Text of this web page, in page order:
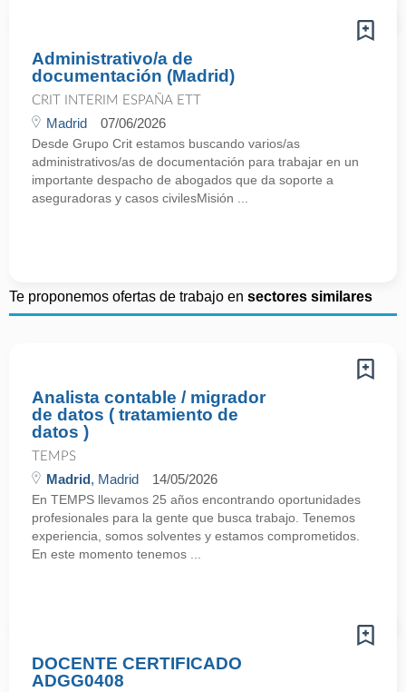
Administrativo/a de
documentación (Madrid)
CRIT INTERIM ESPAÑA ETT
Madrid 07/06/2026
Desde Grupo Crit estamos buscando varios/as
administrativos/as de documentación para trabajar en un
importante despacho de abogados que da soporte a
aseguradoras y casos civilesMisión ...
Te proponemos ofertas de trabajo en sectores similares
Analista contable / migrador
de datos ( tratamiento de
datos )
TEMPS
Madrid, Madrid 14/05/2026
En TEMPS llevamos 25 años encontrando oportunidades
profesionales para la gente que busca trabajo. Tenemos
experiencia, somos solventes y estamos comprometidos.
En este momento tenemos ...
DOCENTE CERTIFICADO
ADGG0408